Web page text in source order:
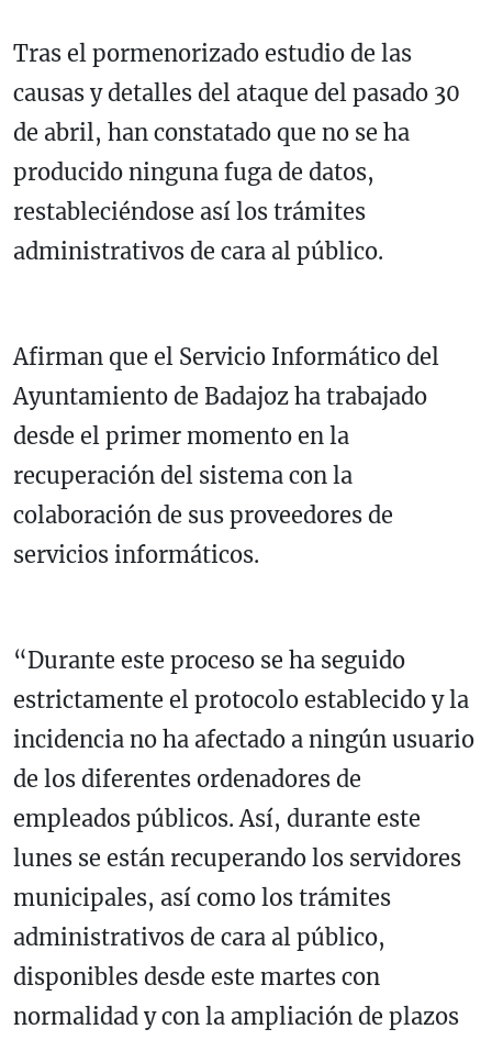
Tras el pormenorizado estudio de las
causas y detalles del ataque del pasado 30
de abril, han constatado que no se ha
producido ninguna fuga de datos,
restableciéndose así los trámites
administrativos de cara al público.
Afirman que el Servicio Informático del
Ayuntamiento de Badajoz ha trabajado
desde el primer momento en la
recuperación del sistema con la
colaboración de sus proveedores de
servicios informáticos.
“Durante este proceso se ha seguido
estrictamente el protocolo establecido y la
incidencia no ha afectado a ningún usuario
de los diferentes ordenadores de
empleados públicos. Así, durante este
lunes se están recuperando los servidores
municipales, así como los trámites
administrativos de cara al público,
disponibles desde este martes con
normalidad y con la ampliación de plazos